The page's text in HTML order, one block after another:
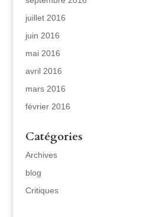
juillet 2016
juin 2016
mai 2016
avril 2016
mars 2016
février 2016
Catégories
Archives
blog
Critiques